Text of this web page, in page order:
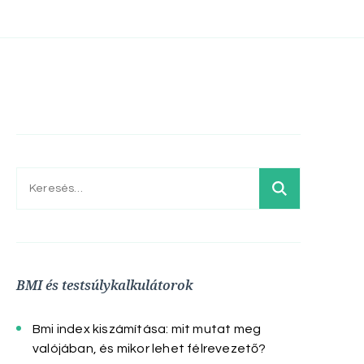
Keresés:
BMI és testsúlykalkulátorok
Bmi index kiszámítása: mit mutat meg
valójában, és mikor lehet félrevezető?